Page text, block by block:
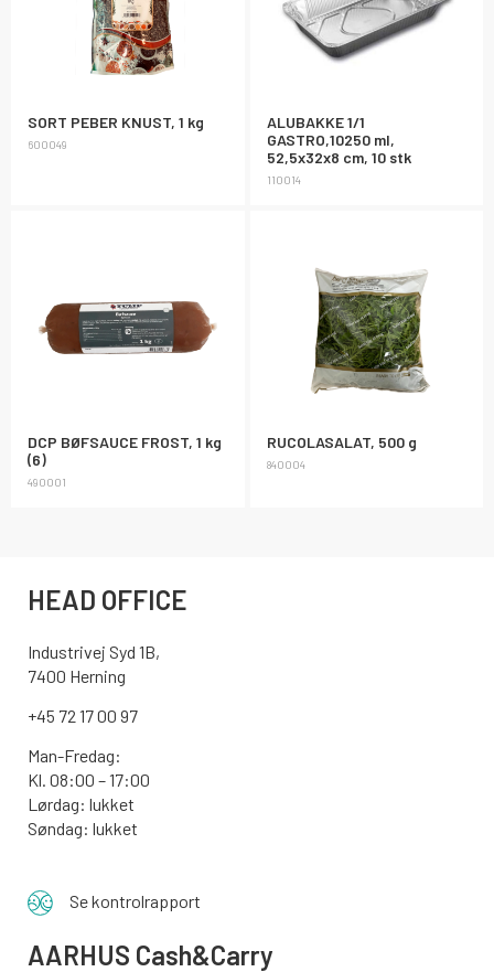
SORT PEBER KNUST, 1 kg
600049
ALUBAKKE 1/1
GASTRO,10250 ml,
52,5x32x8 cm, 10 stk
110014
DCP BØFSAUCE FROST, 1 kg
(6)
490001
RUCOLASALAT, 500 g
840004
HEAD OFFICE
Industrivej Syd 1B,
7400 Herning
+45 72 17 00 97
Man-Fredag:
Kl. 08:00 – 17:00
Lørdag: lukket
Søndag: lukket
Se kontrolrapport
AARHUS Cash&Carry